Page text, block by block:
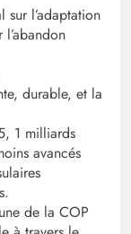
l’adaptation
durable, et la
1 milliards
avancés
de la COP